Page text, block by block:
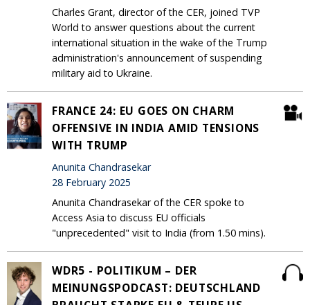
Charles Grant, director of the CER, joined TVP
World to answer questions about the current
international situation in the wake of the Trump
administration's announcement of suspending
military aid to Ukraine.
FRANCE 24: EU GOES ON CHARM
OFFENSIVE IN INDIA AMID TENSIONS
WITH TRUMP
Anunita Chandrasekar
28 February 2025
Anunita Chandrasekar of the CER spoke to
Access Asia to discuss EU officials
"unprecedented" visit to India (from 1.50 mins).
WDR5 - POLITIKUM – DER
MEINUNGSPODCAST: DEUTSCHLAND